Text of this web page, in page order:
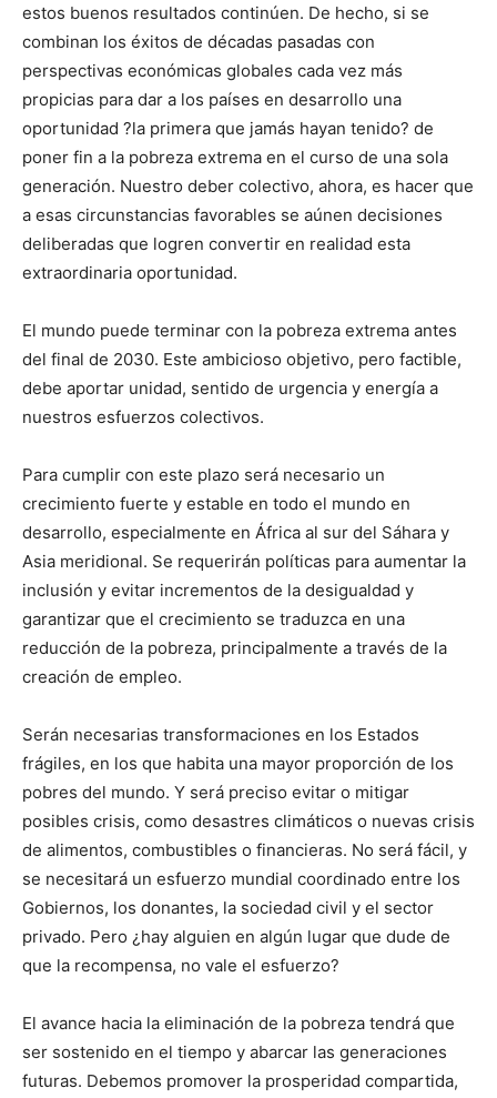
estos buenos resultados continúen. De hecho, si se
combinan los éxitos de décadas pasadas con
perspectivas económicas globales cada vez más
propicias para dar a los países en desarrollo una
oportunidad ?la primera que jamás hayan tenido? de
poner fin a la pobreza extrema en el curso de una sola
generación. Nuestro deber colectivo, ahora, es hacer que
a esas circunstancias favorables se aúnen decisiones
deliberadas que logren convertir en realidad esta
extraordinaria oportunidad.
El mundo puede terminar con la pobreza extrema antes
del final de 2030. Este ambicioso objetivo, pero factible,
debe aportar unidad, sentido de urgencia y energía a
nuestros esfuerzos colectivos.
Para cumplir con este plazo será necesario un
crecimiento fuerte y estable en todo el mundo en
desarrollo, especialmente en África al sur del Sáhara y
Asia meridional. Se requerirán políticas para aumentar la
inclusión y evitar incrementos de la desigualdad y
garantizar que el crecimiento se traduzca en una
reducción de la pobreza, principalmente a través de la
creación de empleo.
Serán necesarias transformaciones en los Estados
frágiles, en los que habita una mayor proporción de los
pobres del mundo. Y será preciso evitar o mitigar
posibles crisis, como desastres climáticos o nuevas crisis
de alimentos, combustibles o financieras. No será fácil, y
se necesitará un esfuerzo mundial coordinado entre los
Gobiernos, los donantes, la sociedad civil y el sector
privado. Pero ¿hay alguien en algún lugar que dude de
que la recompensa, no vale el esfuerzo?
El avance hacia la eliminación de la pobreza tendrá que
ser sostenido en el tiempo y abarcar las generaciones
futuras. Debemos promover la prosperidad compartida,